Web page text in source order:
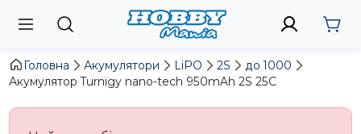
Головна Акумулятори LiPO 2S
до 1000
Акумулятор Turnigy nano-tech 950mAh 2S 25C